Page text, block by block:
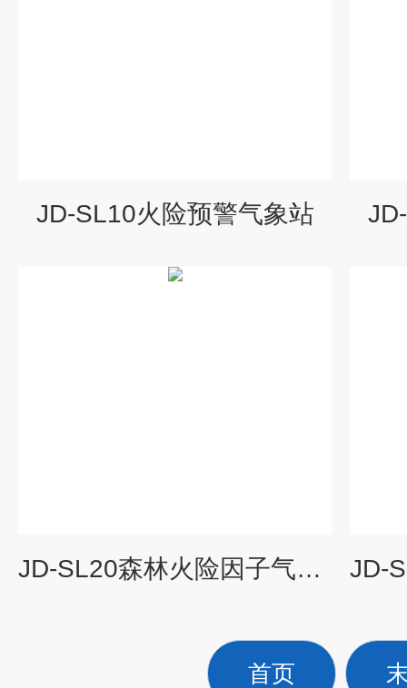
JD-SL10火险预警气象站
JD-SL20森林火险因子气象综合监测站
首页